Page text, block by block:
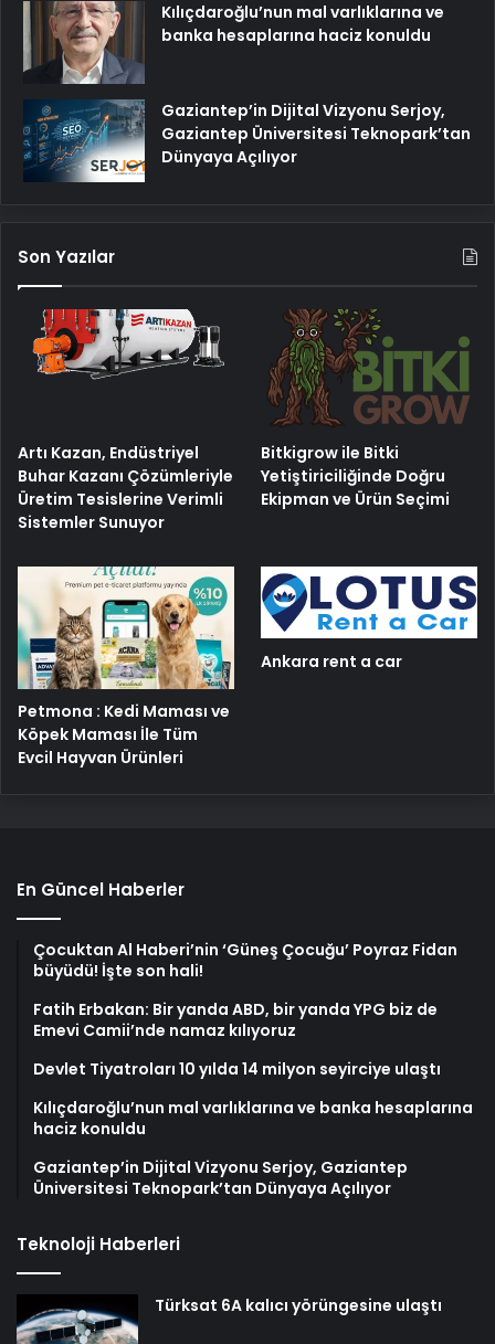
Kılıçdaroğlu’nun mal varlıklarına ve
banka hesaplarına haciz konuldu
Gaziantep’in Dijital Vizyonu Serjoy,
Gaziantep Üniversitesi Teknopark’tan
Dünyaya Açılıyor
Son Yazılar
Artı Kazan, Endüstriyel
Buhar Kazanı Çözümleriyle
Üretim Tesislerine Verimli
Sistemler Sunuyor
Bitkigrow ile Bitki
Yetiştiriciliğinde Doğru
Ekipman ve Ürün Seçimi
Petmona : Kedi Maması ve
Köpek Maması İle Tüm
Evcil Hayvan Ürünleri
Ankara rent a car
En Güncel Haberler
Çocuktan Al Haberi’nin ‘Güneş Çocuğu’ Poyraz Fidan
büyüdü! İşte son hali!
Fatih Erbakan: Bir yanda ABD, bir yanda YPG biz de
Emevi Camii’nde namaz kılıyoruz
Devlet Tiyatroları 10 yılda 14 milyon seyirciye ulaştı
Kılıçdaroğlu’nun mal varlıklarına ve banka hesaplarına
haciz konuldu
Gaziantep’in Dijital Vizyonu Serjoy, Gaziantep
Üniversitesi Teknopark’tan Dünyaya Açılıyor
Teknoloji Haberleri
Türksat 6A kalıcı yörüngesine ulaştı